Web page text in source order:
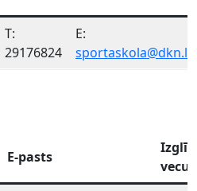
T:
29176824
E:
sportaskola@dkn.lv
E-pasts